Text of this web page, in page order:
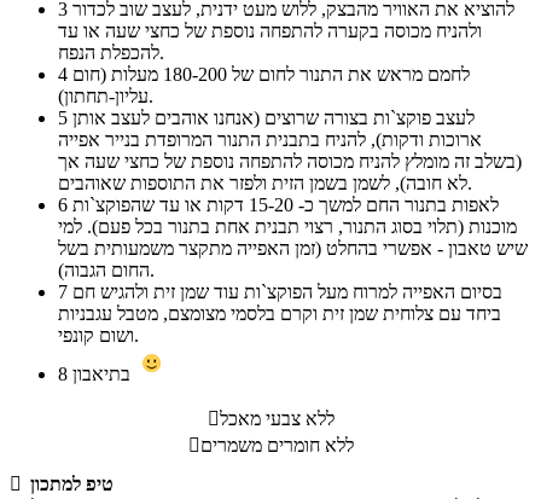
3
ולהניח מכוסה בקערה להתפחה נוספת של כחצי שעה או עד
להכפלת הנפח.
4
עליון-תחתון).
5
ארוכות ודקות), להניח בתבנית התנור המרופדת בנייר אפייה
(בשלב זה מומלץ להניח מכוסה להתפחה נוספת של כחצי שעה אך
לא חובה), לשמן בשמן הזית ולפזר את התוספות שאוהבים.
6
מוכנות (תלוי בסוג התנור, רצוי תבנית אחת בתנור בכל פעם). למי
שיש טאבון - אפשרי בהחלט (זמן האפייה מתקצר משמעותית בשל
החום הגבוה).
7
ביחד עם צלוחית שמן זית וקרם בלסמי מצומצם, מטבל עגבניות
ושום קונפי.
8
ללא צבעי מאכל
ללא חומרים משמרים
 טיפ למתכון